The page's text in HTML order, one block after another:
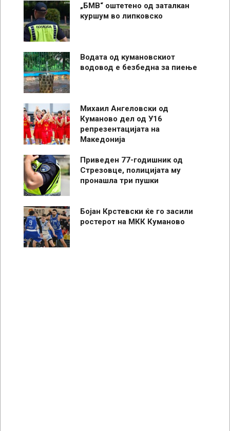
„БМВ“ оштетено од заталкан
куршум во липковско
Водата од кумановскиот
водовод е безбедна за пиење
Михаил Ангеловски од
Куманово дел од У16
репрезентацијата на
Македонија
Приведен 77-годишник од
Стрезовце, полицијата му
пронашла три пушки
Бојан Крстевски ќе го засили
ростерот на МКК Куманово